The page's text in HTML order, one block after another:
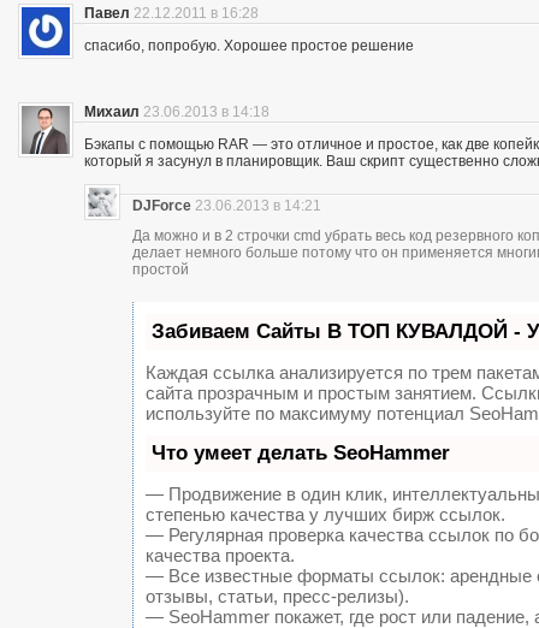
Павел 22.12.2011 в 16:28
спасибо, попробую. Хорошее простое решение
Михаил 23.06.2013 в 14:18
Бэкапы с помощью RAR — это отличное и простое, как две
который я засунул в планировщик. Ваш скрипт существенно
DJForce 23.06.2013 в 14:21
Да можно и в 2 строчки cmd убрать весь код резервного
делает немного больше потому что он применяется
простой
Забиваем Сайты В ТОП КУВАЛДОЙ -
Каждая ссылка анализируется по трем
сайта прозрачным и простым занятием.
используйте по максимуму потенциал
Что умеет делать SeoHammer
— Продвижение в один клик,
степенью качества у лучших бирж ссылок.
— Регулярная проверка качества ссылок по
качества проекта.
— Все известные форматы ссылок: арендные
отзывы, статьи, пресс-релизы).
— SeoHammer покажет, где рост или